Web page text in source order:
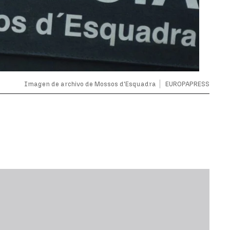
Imagen de archivo de Mossos d'Esquadra EUROPAPRESS